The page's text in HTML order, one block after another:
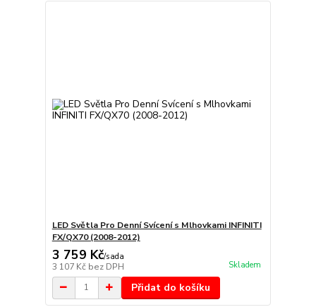
LED Světla Pro Denní Svícení s Mlhovkami INFINITI
FX/QX70 (2008-2012)
3 759 Kč/sada
3 107 Kč bez DPH Skladem
Přidat do košíku